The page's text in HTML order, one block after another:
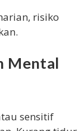
risiko
Mental
sensitif